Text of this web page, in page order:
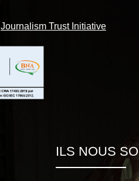
Journalism Trust Initiative
ILS NOUS